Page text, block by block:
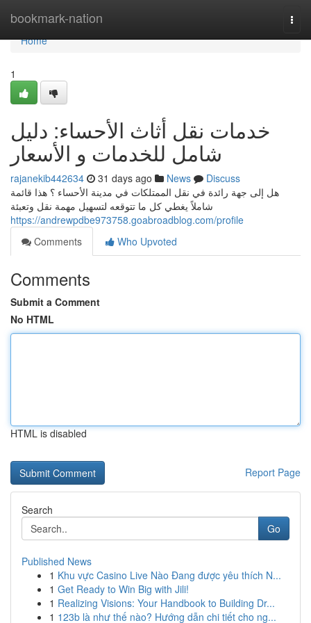
bookmark-nation
Home
Home
1
خدمات نقل أثاث الأحساء: دليل
شامل للخدمات و الأسعار
rajanekib442634 31 days ago News
Discuss
هل إلى جهة رائدة في نقل الممتلكات في مدينة الأحساء ؟ هذا قائمة
شاملاً يغطي كل ما تتوقعه لتسهيل مهمة نقل وتعبئة
https://andrewpdbe973758.goabroadblog.com/profile
Comments
Who Upvoted
Comments
Submit a Comment
No HTML
HTML is disabled
Report Page
Search
Go
Published News
1 Khu vực Casino Live Nào Đang được yêu thích N...
1 Get Ready to Win Big with Jili!
1 Realizing Visions: Your Handbook to Building Dr...
1 123b là như thế nào? Hướng dẫn chi tiết cho ng...